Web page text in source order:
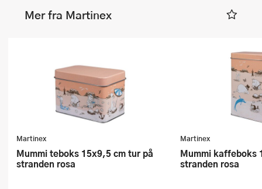
Mer fra Martinex
Martinex
Mummi teboks 15x9,5 cm tur på
stranden rosa
Martinex
Mummi kaffeboks 15x20 cm tur på
stranden rosa